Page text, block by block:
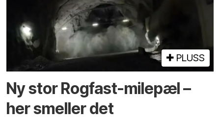
PLUSS
Ny stor Rogfast-milepæl –
her smeller det